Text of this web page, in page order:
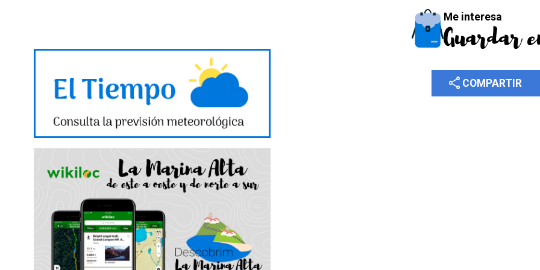
Me interesa
Guardar
share COMPARTIR